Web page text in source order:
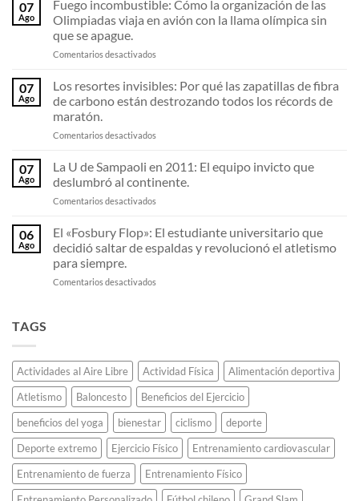
la
Cómo
cruzados
dominaron
una
del
chileno.
07
Ago
Fuego incombustible: Cómo la organización de las
Olimpiadas viaja en avión con la llama olímpica sin
que se apague.
Comentarios desactivados
incombustible:
la
de
Olimpiadas
en
avión
la
llama
olímpica
que
07
Ago
Los resortes invisibles: Por qué las zapatillas de fibra
de carbono están destrozando todos los récords de
maratón.
Comentarios desactivados
resortes
Por
qué
zapatillas
fibra
carbono
de
maratón.
07
Ago
La U de Sampaoli en 2011: El equipo invicto que
deslumbró al continente.
Comentarios desactivados
U
Sampaoli
2011:
al
continente.
06
Ago
El «Fosbury Flop»: El estudiante universitario que
decidió saltar de espaldas y revolucionó el atletismo
para siempre.
Comentarios desactivados
universitario
que
decidió
saltar
espaldas
y
revolucionó
el
atletismo
TAGS
Actividades al Aire Libre Actividad Física
Alimentación deportiva
Atletismo
Baloncesto
Beneficios del Ejercicio
beneficios del yoga
bienestar ciclismo
deporte
Deporte extremo
Ejercicio Físico
Entrenamiento cardiovascular
Entrenamiento de fuerza
Entrenamiento Físico